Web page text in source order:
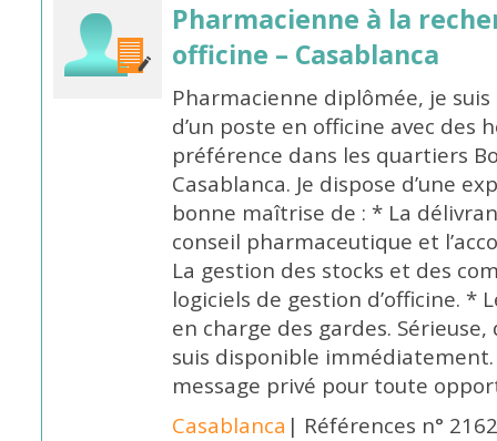
Pharmacienne à la
officine – Casablanca
Pharmacienne diplômée, je
d’un poste en officine avec des
préférence dans les quartiers
Casablanca. Je dispose d’une
bonne maîtrise de : * La
conseil pharmaceutique et
La gestion des stocks et des
logiciels de gestion d’officine. *
en charge des gardes.
suis disponible
message privé pour toute
Casablanca | Références n°